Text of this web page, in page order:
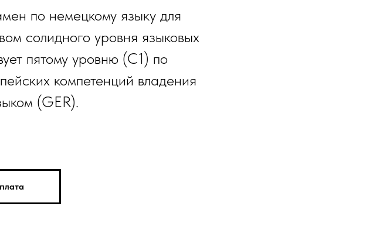
по немецкому языку для
солидного уровня языковых
пятому уровню (C1) по
компетенций владения
(GER).